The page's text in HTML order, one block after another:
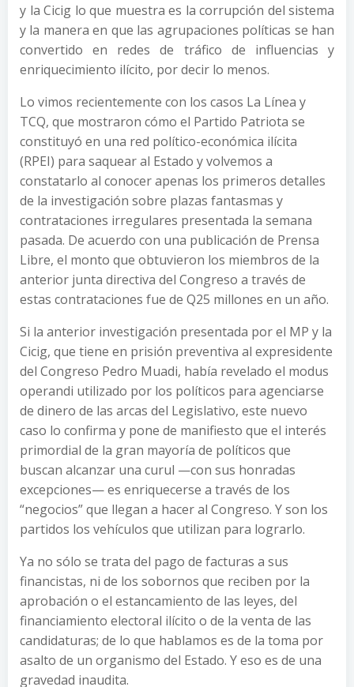
y la Cicig lo que muestra es la corrupción del sistema
y la manera en que las agrupaciones políticas se han
convertido en redes de tráfico de influencias y
enriquecimiento ilícito, por decir lo menos.
Lo vimos recientemente con los casos La Línea y
TCQ, que mostraron cómo el Partido Patriota se
constituyó en una red político-económica ilícita
(RPEI) para saquear al Estado y volvemos a
constatarlo al conocer apenas los primeros detalles
de la investigación sobre plazas fantasmas y
contrataciones irregulares presentada la semana
pasada. De acuerdo con una publicación de Prensa
Libre, el monto que obtuvieron los miembros de la
anterior junta directiva del Congreso a través de
estas contrataciones fue de Q25 millones en un año.
Si la anterior investigación presentada por el MP y la
Cicig, que tiene en prisión preventiva al expresidente
del Congreso Pedro Muadi, había revelado el modus
operandi utilizado por los políticos para agenciarse
de dinero de las arcas del Legislativo, este nuevo
caso lo confirma y pone de manifiesto que el interés
primordial de la gran mayoría de políticos que
buscan alcanzar una curul —con sus honradas
excepciones— es enriquecerse a través de los
“negocios” que llegan a hacer al Congreso. Y son los
partidos los vehículos que utilizan para lograrlo.
Ya no sólo se trata del pago de facturas a sus
financistas, ni de los sobornos que reciben por la
aprobación o el estancamiento de las leyes, del
financiamiento electoral ilícito o de la venta de las
candidaturas; de lo que hablamos es de la toma por
asalto de un organismo del Estado. Y eso es de una
gravedad inaudita.